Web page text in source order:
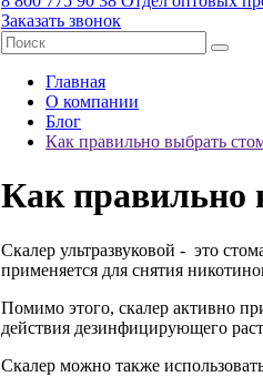
Заказать звонок
Главная
О компании
Блог
Как правильно выбрать
Как правильно
Скалер ультразвуковой - это
применяется для снятия
Помимо этого, скалер активно
действия дезинфицирующего
Скалер можно также